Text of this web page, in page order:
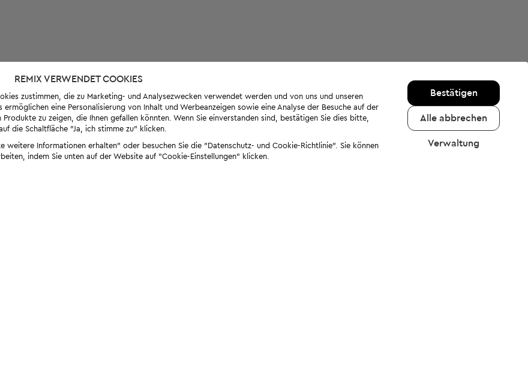
REMIX VERWENDET COOKIES
zustimmen, die zu Marketing- und Analysezwecken verwendet werden und von uns und unseren
eine Personalisierung von Inhalt und Werbeanzeigen sowie eine Analyse der Besuche auf der
zu zeigen, die Ihnen gefallen könnten. Wenn Sie einverstanden sind, bestätigen Sie dies bitte,
die Schaltfläche "Ja, ich stimme zu" klicken.
Informationen erhalten" oder besuchen Sie die "Datenschutz- und Cookie-Richtlinie". Sie können
indem Sie unten auf der Website auf "Cookie-Einstellungen" klicken.
Bestätigen
Alle abbrechen
Verwaltung